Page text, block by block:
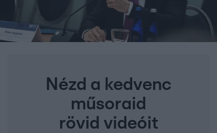
Nézd a kedvenc
műsoraid
rövid videóit